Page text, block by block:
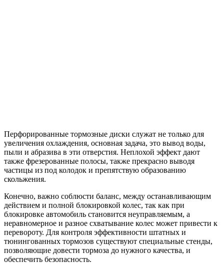
Перфорированные тормозные диски служат не только для
увеличения охлаждения, основная задача, это вывод воды,
пыли и абразива в эти отверстия. Неплохой эффект дают
также фрезерованные полосы, также прекрасно выводя
частицы из под колодок и препятствую образованию
скольжения.
Конечно, важно соблюсти баланс, между останавливающим
действием и полной блокировкой колес, так как при
блокировке автомобиль становится неуправляемым, а
неравномерное и разное схватывание колес может привести к
перевороту. Для контроля эффективности штатных и
тюнингованных тормозов существуют специальные стенды,
позволяющие довести тормоза до нужного качества, и
обеспечить безопасность.